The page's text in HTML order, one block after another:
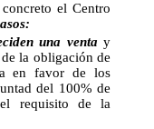
el Centro
una venta y
la obligación de
en favor de los
del 100% de
requisito de la